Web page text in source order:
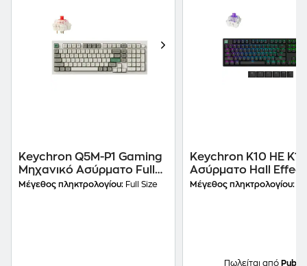
Keychron Q5M-P1 Gaming
Μηχανικό Ασύρματο Full
Size Πληκτρολόγιο με
Μέγεθος πληκτρολογίου: Full Size
Keychron K10 HE
Ασύρματο Ηall Effect
Gaming
Μέγεθος πληκτρολογίου:
Πωλείται από Public